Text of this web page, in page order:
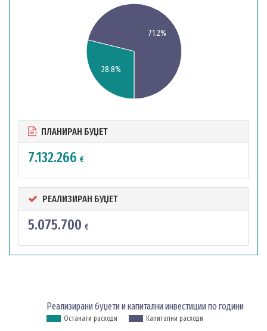
71.2%
28.8%
ПЛАНИРАН БУЏЕТ
7.132.266 €
РЕАЛИЗИРАН БУЏЕТ
5.075.700 €
Реализирани буџети и капитални инвестиции по години
Останати расходи Капитални расходи